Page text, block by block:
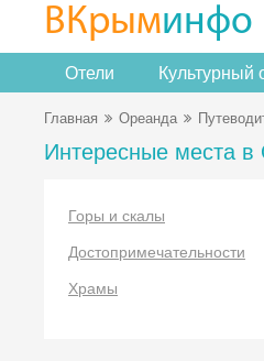
ВКрыминфо
Отели Культурный
Главная Ореанда
Интересные места
Горы и скалы
Достопримечательности
Храмы